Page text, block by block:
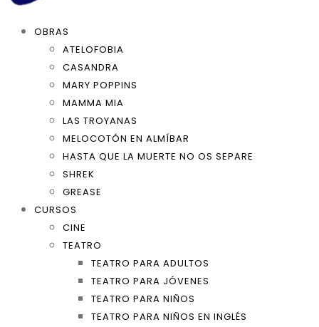
OBRAS
ATELOFOBIA
CASANDRA
MARY POPPINS
MAMMA MIA
LAS TROYANAS
MELOCOTÓN EN ALMÍBAR
HASTA QUE LA MUERTE NO OS SEPARE
SHREK
GREASE
CURSOS
CINE
TEATRO
TEATRO PARA ADULTOS
TEATRO PARA JÓVENES
TEATRO PARA NIÑOS
TEATRO PARA NIÑOS EN INGLÉS